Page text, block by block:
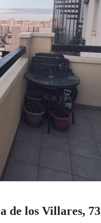
de los Villares, 73